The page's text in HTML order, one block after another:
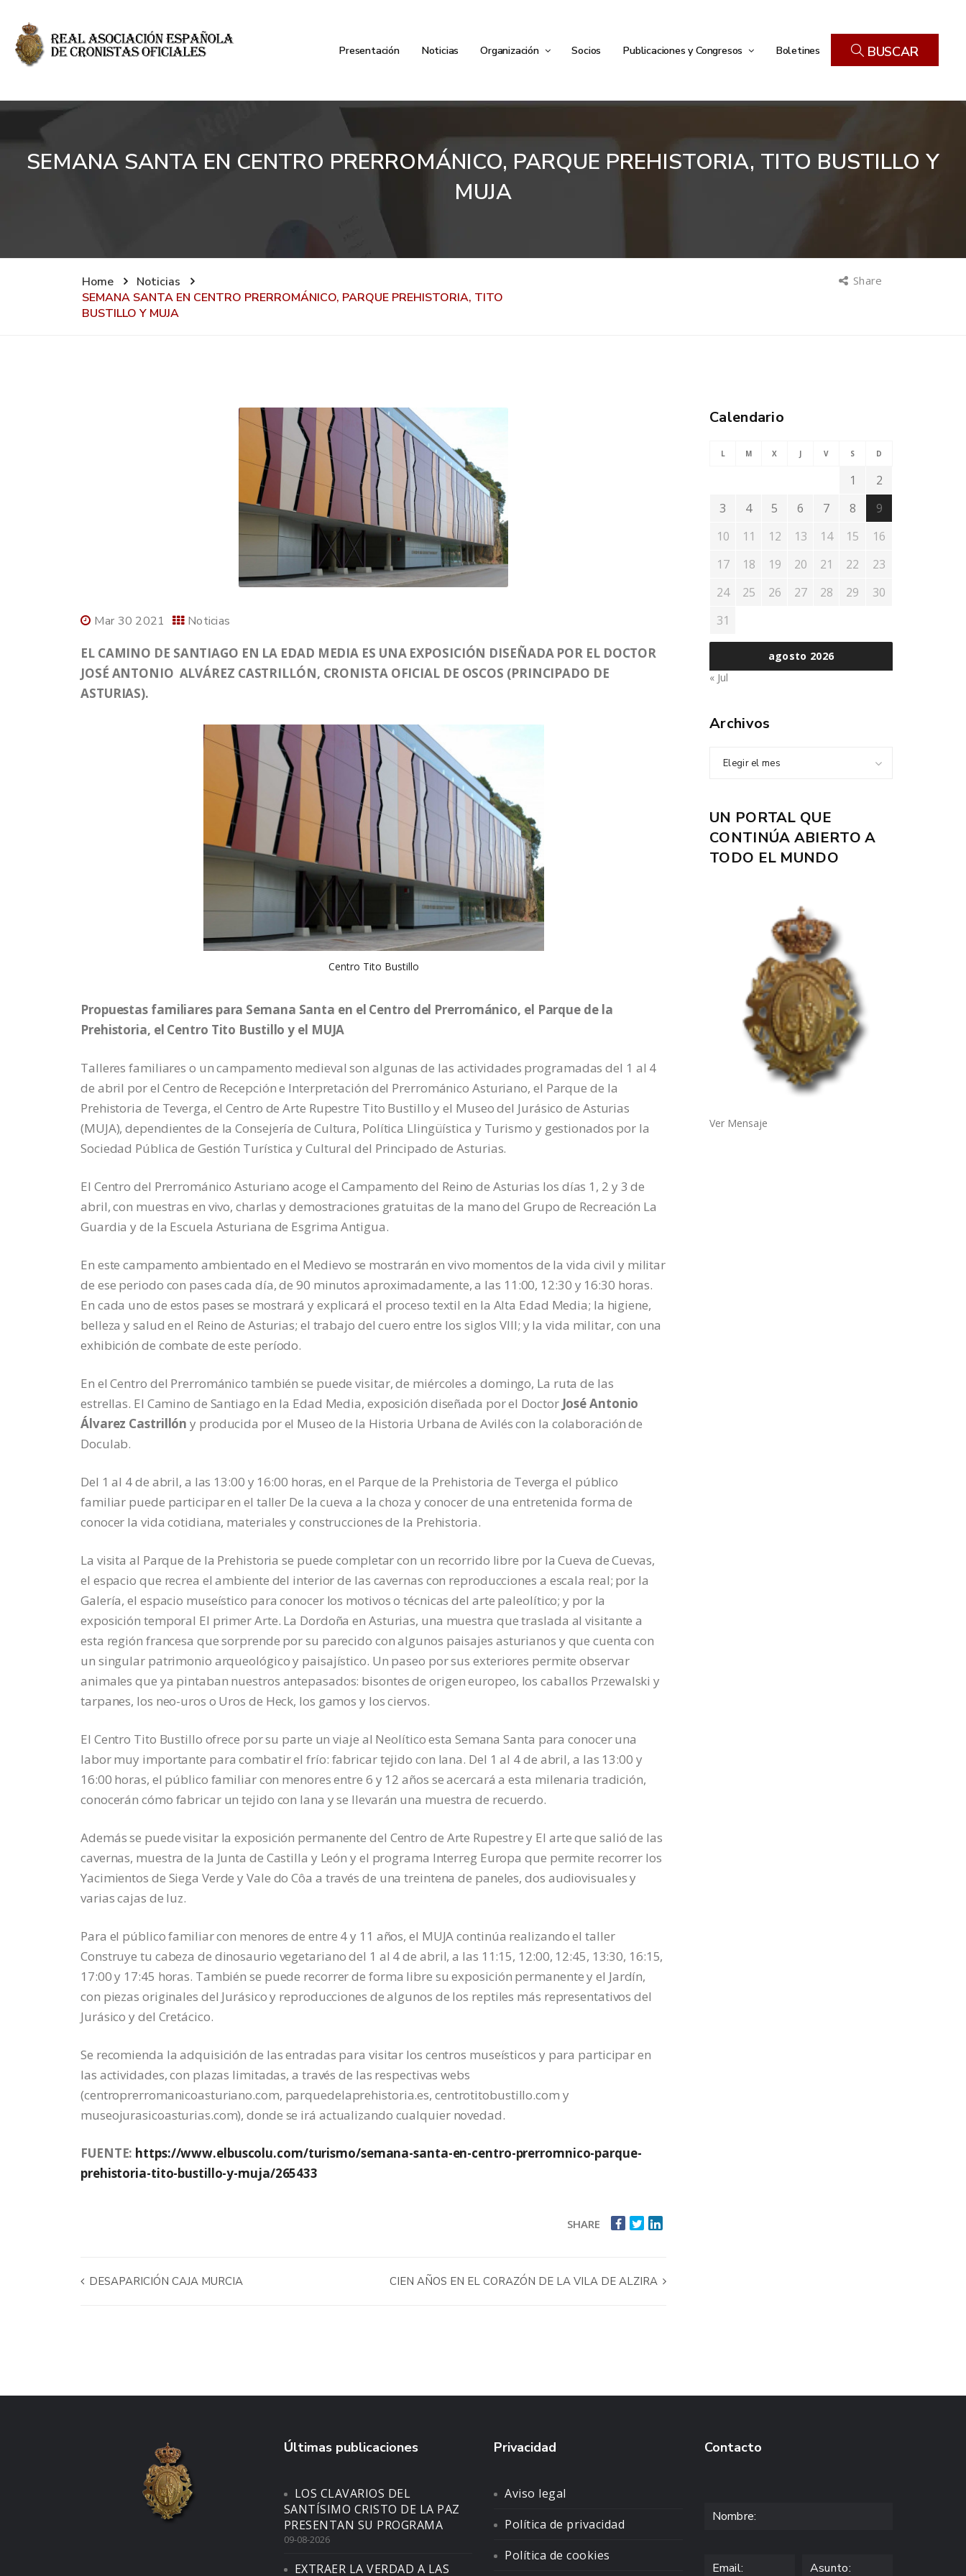
Presentación Noticias Organización Socios Publicaciones y Congresos Boletines BUSCAR
SEMANA SANTA EN CENTRO PRERROMÁNICO, PARQUE PREHISTORIA, TITO BUSTILLO Y
MUJA
Home
Noticias
SEMANA SANTA EN CENTRO PRERROMÁNICO, PARQUE PREHISTORIA, TITO
BUSTILLO Y MUJA
Share
Mar 30 2021 Noticias
EL CAMINO DE SANTIAGO EN LA EDAD MEDIA ES UNA EXPOSICIÓN DISEÑADA POR EL DOCTOR
JOSÉ ANTONIO ALVÁREZ CASTRILLÓN, CRONISTA OFICIAL DE OSCOS (PRINCIPADO DE
ASTURIAS).
Centro Tito Bustillo
Propuestas familiares para Semana Santa en el Centro del Prerrománico, el Parque de la
Prehistoria, el Centro Tito Bustillo y el MUJA
Talleres familiares o un campamento medieval son algunas de las actividades programadas del 1 al 4
de abril por el Centro de Recepción e Interpretación del Prerrománico Asturiano, el Parque de la
Prehistoria de Teverga, el Centro de Arte Rupestre Tito Bustillo y el Museo del Jurásico de Asturias
(MUJA), dependientes de la Consejería de Cultura, Política Llingüística y Turismo y gestionados por la
Sociedad Pública de Gestión Turística y Cultural del Principado de Asturias.
El Centro del Prerrománico Asturiano acoge el Campamento del Reino de Asturias los días 1, 2 y 3 de
abril, con muestras en vivo, charlas y demostraciones gratuitas de la mano del Grupo de Recreación La
Guardia y de la Escuela Asturiana de Esgrima Antigua.
En este campamento ambientado en el Medievo se mostrarán en vivo momentos de la vida civil y militar
de ese periodo con pases cada día, de 90 minutos aproximadamente, a las 11:00, 12:30 y 16:30 horas.
En cada uno de estos pases se mostrará y explicará el proceso textil en la Alta Edad Media; la higiene,
belleza y salud en el Reino de Asturias; el trabajo del cuero entre los siglos VIII; y la vida militar, con una
exhibición de combate de este período.
En el Centro del Prerrománico también se puede visitar, de miércoles a domingo, La ruta de las
estrellas. El Camino de Santiago en la Edad Media, exposición diseñada por el Doctor José Antonio
Álvarez Castrillón y producida por el Museo de la Historia Urbana de Avilés con la colaboración de
Doculab.
Del 1 al 4 de abril, a las 13:00 y 16:00 horas, en el Parque de la Prehistoria de Teverga el público
familiar puede participar en el taller De la cueva a la choza y conocer de una entretenida forma de
conocer la vida cotidiana, materiales y construcciones de la Prehistoria.
La visita al Parque de la Prehistoria se puede completar con un recorrido libre por la Cueva de Cuevas,
el espacio que recrea el ambiente del interior de las cavernas con reproducciones a escala real; por la
Galería, el espacio museístico para conocer los motivos o técnicas del arte paleolítico; y por la
exposición temporal El primer Arte. La Dordoña en Asturias, una muestra que traslada al visitante a
esta región francesa que sorprende por su parecido con algunos paisajes asturianos y que cuenta con
un singular patrimonio arqueológico y paisajístico. Un paseo por sus exteriores permite observar
animales que ya pintaban nuestros antepasados: bisontes de origen europeo, los caballos Przewalski y
tarpanes, los neo-uros o Uros de Heck, los gamos y los ciervos.
El Centro Tito Bustillo ofrece por su parte un viaje al Neolítico esta Semana Santa para conocer una
labor muy importante para combatir el frío: fabricar tejido con lana. Del 1 al 4 de abril, a las 13:00 y
16:00 horas, el público familiar con menores entre 6 y 12 años se acercará a esta milenaria tradición,
conocerán cómo fabricar un tejido con lana y se llevarán una muestra de recuerdo.
Además se puede visitar la exposición permanente del Centro de Arte Rupestre y El arte que salió de las
cavernas, muestra de la Junta de Castilla y León y el programa Interreg Europa que permite recorrer los
Yacimientos de Siega Verde y Vale do Côa a través de una treintena de paneles, dos audiovisuales y
varias cajas de luz.
Para el público familiar con menores de entre 4 y 11 años, el MUJA continúa realizando el taller
Construye tu cabeza de dinosaurio vegetariano del 1 al 4 de abril, a las 11:15, 12:00, 12:45, 13:30, 16:15,
17:00 y 17:45 horas. También se puede recorrer de forma libre su exposición permanente y el Jardín,
con piezas originales del Jurásico y reproducciones de algunos de los reptiles más representativos del
Jurásico y del Cretácico.
Se recomienda la adquisición de las entradas para visitar los centros museísticos y para participar en
las actividades, con plazas limitadas, a través de las respectivas webs
(centroprerromanicoasturiano.com, parquedelaprehistoria.es, centrotitobustillo.com y
museojurasicoasturias.com), donde se irá actualizando cualquier novedad.
FUENTE: https://www.elbuscolu.com/turismo/semana-santa-en-centro-prerromnico-parque-
prehistoria-tito-bustillo-y-muja/265433
SHARE
DESAPARICIÓN CAJA MURCIA CIEN AÑOS EN EL CORAZÓN DE LA VILA DE ALZIRA
Calendario
agosto 2026
L M X J V S D
1
2
3
4 5 6 7 8
9
10
11 12 13 14 15
16
17
18 19 20 21 22
23
24
25 26 27 28 29
30
31
« Jul
Archivos
Elegir el mes
UN PORTAL QUE
CONTINÚA ABIERTO A
TODO EL MUNDO
Ver Mensaje
Últimas publicaciones
LOS CLAVARIOS DEL
SANTÍSIMO CRISTO DE LA PAZ
PRESENTAN SU PROGRAMA
09-08-2026
EXTRAER LA VERDAD A LAS
Privacidad
Aviso legal
Política de privacidad
Política de cookies
Contacto